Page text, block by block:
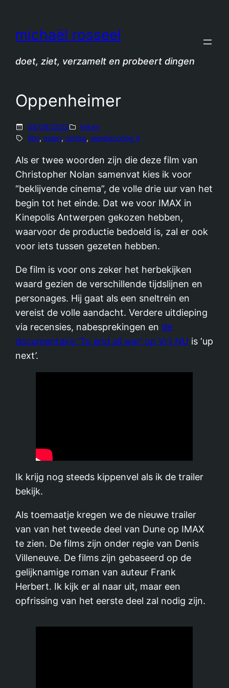
michaël rosseel
doet, ziet, verzamelt en probeert dingen
Oppenheimer
08/08/2023
kijken
film, nolan, oorlog, wereldoorlog II
Als er twee woorden zijn die deze film van
Christopher Nolan samenvat kies ik voor
“beklijvende cinema”, de volle drie uur van het
begin tot het einde. Dat we voor IMAX in
Kinepolis Antwerpen gekozen hebben,
waarvoor de productie bedoeld is, zal er ook
voor iets tussen gezeten hebben.
De film is voor ons zeker het herbekijken
waard gezien de verschillende tijdslijnen en
personages. Hij gaat als een sneltrein en
vereist de volle aandacht. Verdere uitdieping
via recensies, nabesprekingen en de
documentaire ‘To end all war’ op Vrt NU is ‘up
next’.
Ik krijg nog steeds kippenvel als ik de trailer
bekijk.
Als toemaatje kregen we de nieuwe trailer
van van het tweede deel van Dune op IMAX
te zien. De films zijn onder regie van Denis
Villeneuve. De films zijn gebaseerd op de
gelijknamige roman van auteur Frank
Herbert. Ik kijk er al naar uit, maar een
opfrissing van het eerste deel zal nodig zijn.